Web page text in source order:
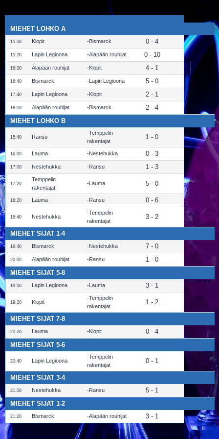
MIEHET LOHKO A
15:00 Klopit Bismarck 0 - 4
15:20 Lapin Legioona Alapään rouhijat 0 - 10
16:20 Alapään rouhijat Klopit 4 - 1
16:40 Bismarck Lapin Legioona 5 - 0
17:40 Lapin Legioona Klopit 2 - 1
18:00 Alapään rouhijat Bismarck
2 - 4
MIEHET LOHKO B
15:40 Ransu
Temppelin
rakentajat
1 - 0
16:00 Lauma Nestehukka 0 - 3
17:00 Nestehukka Ransu 1 - 3
17:20
Temppelin
rakentajat
Lauma 5 - 0
18:20 Lauma Ransu 0 - 6
18:40 Nestehukka
Temppelin
rakentajat
3 - 2
MIEHET SIJAT 1-4
19:40 Bismarck Nestehukka 7 - 0
20:00 Alapään rouhijat Ransu
1 - 0
MIEHET SIJAT 5-8
19:00 Lapin Legioona Lauma 3 - 1
19:20 Klopit
Temppelin
rakentajat
1 - 2
MIEHET SIJAT 7-8
20:20 Lauma Klopit
0 - 4
MIEHET SIJAT 5-6
20:40 Lapin Legioona
Temppelin
rakentajat
0 - 1
MIEHET SIJAT 3-4
21:00 Nestehukka Ransu
5 - 1
MIEHET SIJAT 1-2
21:20 Bismarck Alapään rouhijat 3 - 1